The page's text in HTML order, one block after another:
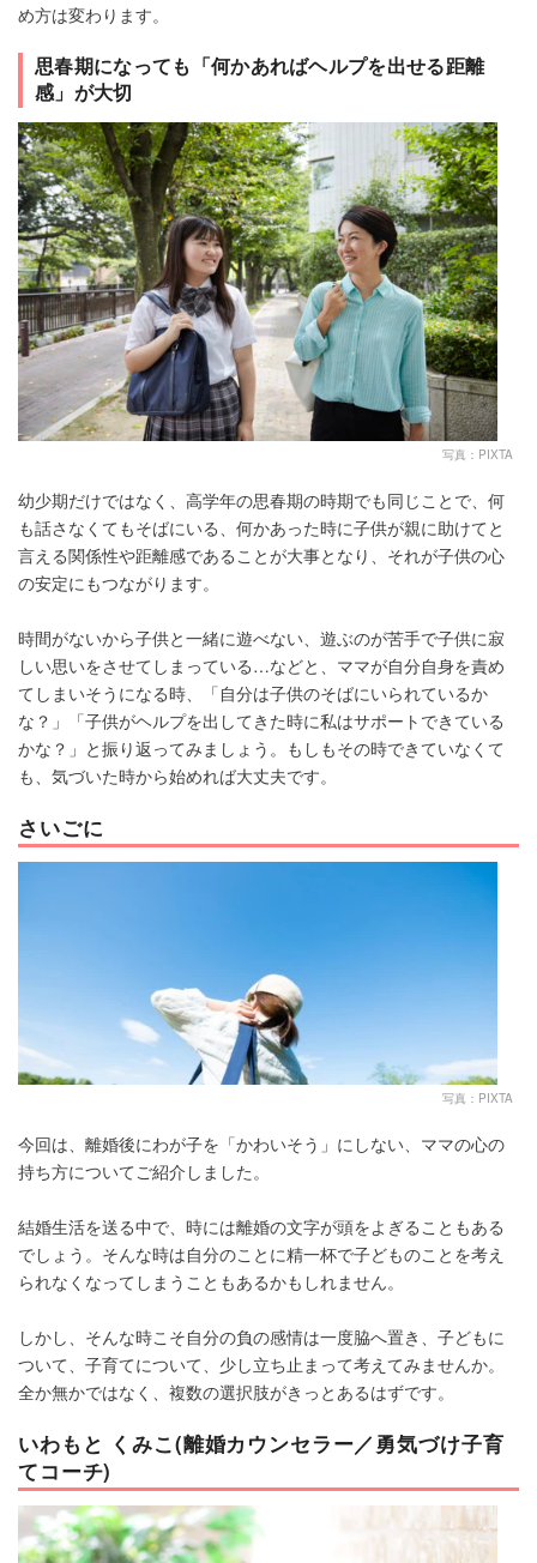
め方は変わります。
思春期になっても「何かあればヘルプを出せる距離
感」が大切
写真：PIXTA
幼少期だけではなく、高学年の思春期の時期でも同じことで、何
も話さなくてもそばにいる、何かあった時に子供が親に助けてと
言える関係性や距離感であることが大事となり、それが子供の心
の安定にもつながります。
時間がないから子供と一緒に遊べない、遊ぶのが苦手で子供に寂
しい思いをさせてしまっている…などと、ママが自分自身を責め
てしまいそうになる時、「自分は子供のそばにいられているか
な？」「子供がヘルプを出してきた時に私はサポートできている
かな？」と振り返ってみましょう。もしもその時できていなくて
も、気づいた時から始めれば大丈夫です。
さいごに
写真：PIXTA
今回は、離婚後にわが子を「かわいそう」にしない、ママの心の
持ち方についてご紹介しました。
結婚生活を送る中で、時には離婚の文字が頭をよぎることもある
でしょう。そんな時は自分のことに精一杯で子どものことを考え
られなくなってしまうこともあるかもしれません。
しかし、そんな時こそ自分の負の感情は一度脇へ置き、子どもに
ついて、子育てについて、少し立ち止まって考えてみませんか。
全か無かではなく、複数の選択肢がきっとあるはずです。
いわもと くみこ(離婚カウンセラー／勇気づけ子育
てコーチ)